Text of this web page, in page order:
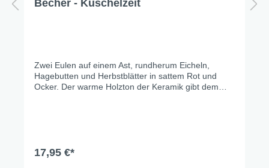
Becher - Kuschelzeit
Zwei Eulen auf einem Ast, rundherum Eicheln,
Hagebutten und Herbstblätter in sattem Rot und
Ocker. Der warme Holzton der Keramik gibt dem
17,95 €*